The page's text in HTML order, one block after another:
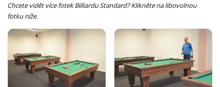
Chcete vidět více fotek Billiardu Standard? Klikněte na libovolnou
fotku níže.